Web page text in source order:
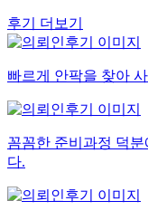
후기 더보기
빠르게 안팍을 찾아
꼼꼼한 준비과정 덕
다.